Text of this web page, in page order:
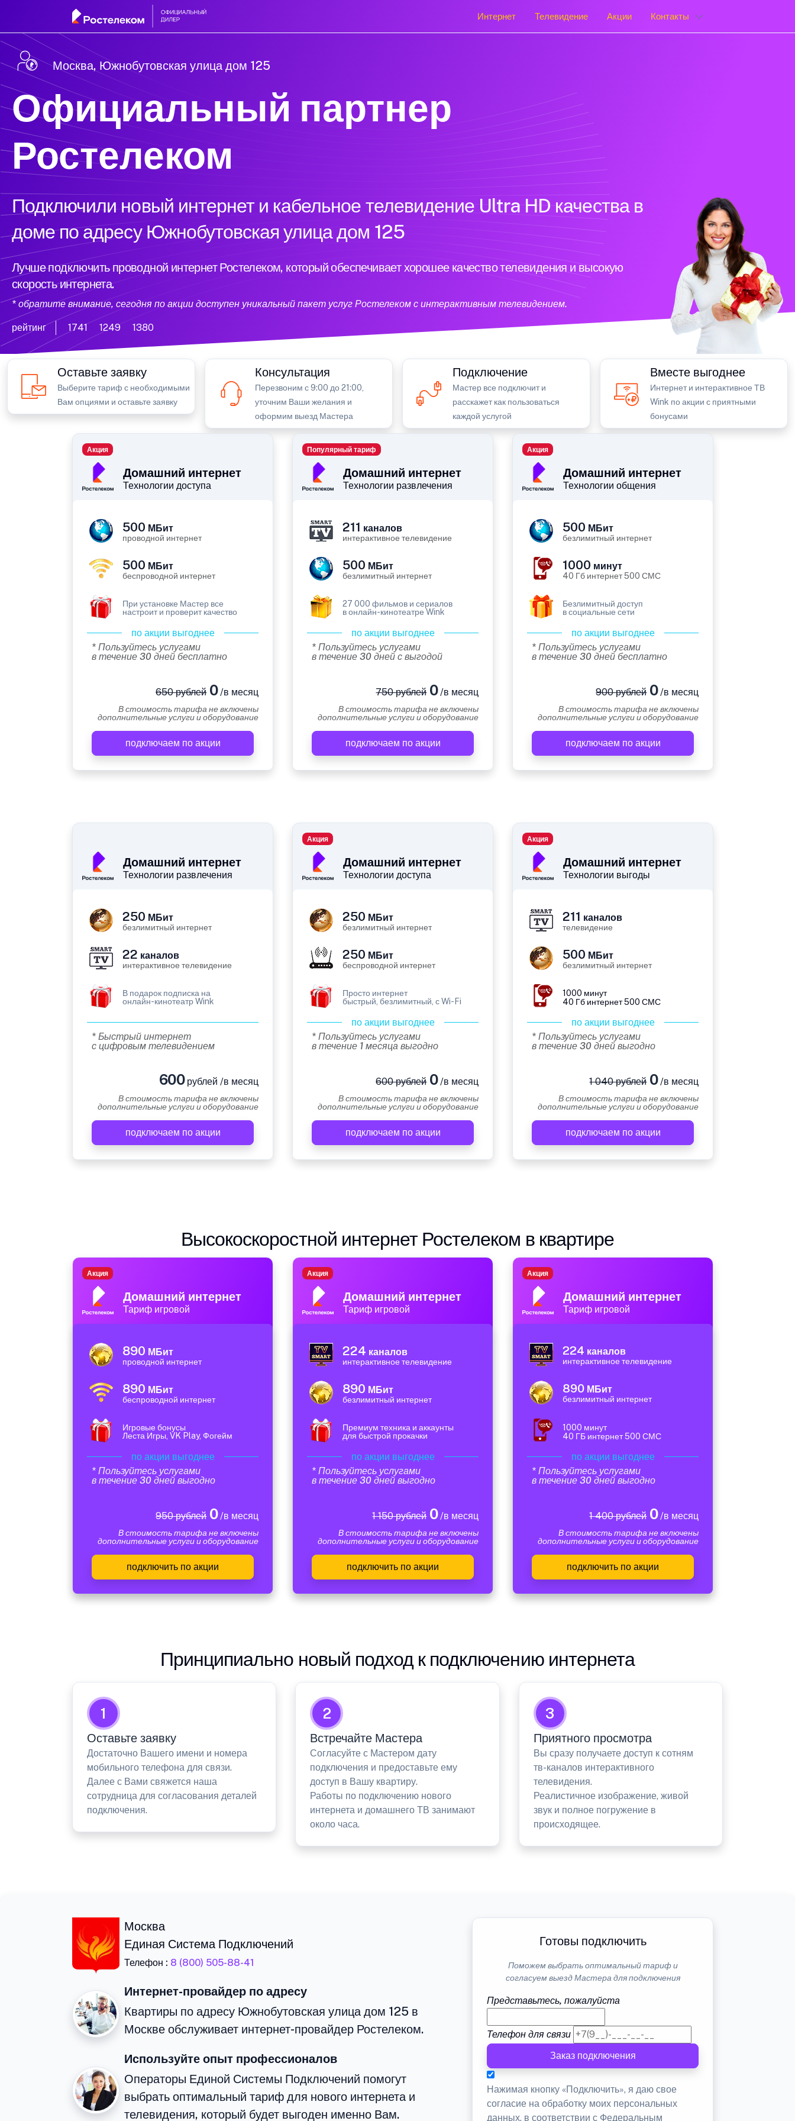
Интернет Телевидение Акции Контакты
Москва, Южнобутовская улица дом 125
Официальный партнер
Ростелеком
Подключили новый интернет и кабельное телевидение Ultra HD качества в
доме по адресу Южнобутовская улица дом 125
Лучше подключить проводной интернет Ростелеком, который обеспечивает хорошее качество телевидения и высокую
скорость интернета.
* обратите внимание, сегодня по акции доступен уникальный пакет услуг Ростелеком с интерактивным телевидением.
рейтинг 1741 1249 1380
Оставьте заявку
Выберите тариф с необходимыми
Вам опциями и оставьте заявку
Консультация
Перезвоним с 9:00 до 21:00,
уточним Ваши желания и
оформим выезд Мастера
Подключение
Мастер все подключит и
расскажет как пользоваться
каждой услугой
Вместе выгоднее
Интернет и интерактивное ТВ
Wink по акции с приятными
бонусами
Домашний интернет
Технологии доступа
Акция
500 МБит
проводной интернет
500 МБит
беспроводной интернет
При установке Мастер все
настроит и проверит качество
по акции выгоднее
* Пользуйтесь услугами
в течение 30 дней бесплатно
650 рублей0/в месяц
В стоимость тарифа не включены
дополнительные услуги и оборудование
подключаем по акции
Домашний интернет
Технологии развлечения
Популярный тариф
211 каналов
интерактивное телевидение
500 МБит
безлимитный интернет
27 000 фильмов и сериалов
в онлайн-кинотеатре Wink
по акции выгоднее
* Пользуйтесь услугами
в течение 30 дней с выгодой
750 рублей0/в месяц
В стоимость тарифа не включены
дополнительные услуги и оборудование
подключаем по акции
Домашний интернет
Технологии общения
Акция
500 МБит
безлимитный интернет
1000 минут
40 Гб интернет 500 СМС
Безлимитный доступ
в социальные сети
по акции выгоднее
* Пользуйтесь услугами
в течение 30 дней бесплатно
900 рублей0/в месяц
В стоимость тарифа не включены
дополнительные услуги и оборудование
подключаем по акции
Домашний интернет
Технологии развлечения
250 МБит
безлимитный интернет
22 каналов
интерактивное телевидение
В подарок подписка на
онлайн-кинотеатр Wink
* Быстрый интернет
с цифровым телевидением
600рублей /в месяц
В стоимость тарифа не включены
дополнительные услуги и оборудование
подключаем по акции
Домашний интернет
Технологии доступа
Акция
250 МБит
безлимитный интернет
250 МБит
беспроводной интернет
Просто интернет
быстрый, безлимитный, с Wi-Fi
по акции выгоднее
* Пользуйтесь услугами
в течение 1 месяца выгодно
600 рублей0/в месяц
В стоимость тарифа не включены
дополнительные услуги и оборудование
подключаем по акции
Домашний интернет
Технологии выгоды
Акция
211 каналов
телевидение
500 МБит
безлимитный интернет
1000 минут
40 Гб интернет 500 СМС
по акции выгоднее
* Пользуйтесь услугами
в течение 30 дней выгодно
1 040 рублей0/в месяц
В стоимость тарифа не включены
дополнительные услуги и оборудование
подключаем по акции
Высокоскоростной интернет Ростелеком в квартире
Домашний интернет
Тариф игровой
Акция
890 МБит
проводной интернет
890 МБит
беспроводной интернет
Игровые бонусы
Леста Игры, VK Play, Фогейм
по акции выгоднее
* Пользуйтесь услугами
в течение 30 дней выгодно
950 рублей0/в месяц
В стоимость тарифа не включены
дополнительные услуги и оборудование
подключить по акции
Домашний интернет
Тариф игровой
Акция
224 каналов
интерактивное телевидение
890 МБит
безлимитный интернет
Премиум техника и аккаунты
для быстрой прокачки
по акции выгоднее
* Пользуйтесь услугами
в течение 30 дней выгодно
1 150 рублей0/в месяц
В стоимость тарифа не включены
дополнительные услуги и оборудование
подключить по акции
Домашний интернет
Тариф игровой
Акция
224 каналов
интерактивное телевидение
890 МБит
безлимитный интернет
1000 минут
40 ГБ интернет 500 СМС
по акции выгоднее
* Пользуйтесь услугами
в течение 30 дней выгодно
1 400 рублей0/в месяц
В стоимость тарифа не включены
дополнительные услуги и оборудование
подключить по акции
Принципиально новый подход к подключению интернета
1
Оставьте заявку
Достаточно Вашего имени и номера
мобильного телефона для связи.
Далее с Вами свяжется наша
сотрудница для согласования деталей
подключения.
2
Встречайте Мастера
Согласуйте с Мастером дату
подключения и предоставьте ему
доступ в Вашу квартиру.
Работы по подключению нового
интернета и домашнего ТВ занимают
около часа.
3
Приятного просмотра
Вы сразу получаете доступ к сотням
тв-каналов интерактивного
телевидения.
Реалистичное изображение, живой
звук и полное погружение в
происходящее.
Москва
Единая Система Подключений
Телефон : 8 (800) 505-88-41
Интернет-провайдер по адресу
Квартиры по адресу Южнобутовская улица дом 125 в
Москве обслуживает интернет-провайдер Ростелеком.
Используйте опыт профессионалов
Операторы Единой Системы Подключений помогут
выбрать оптимальный тариф для нового интернета и
телевидения, который будет выгоден именно Вам.
Готовы подключить
Поможем выбрать оптимальный тариф и
согласуем выезд Мастера для подключения
Представьтесь, пожалуйста
Телефон для связи
Заказ подключения
Нажимая кнопку «Подключить», я даю свое
согласие на обработку моих персональных
данных, в соответствии с Федеральным